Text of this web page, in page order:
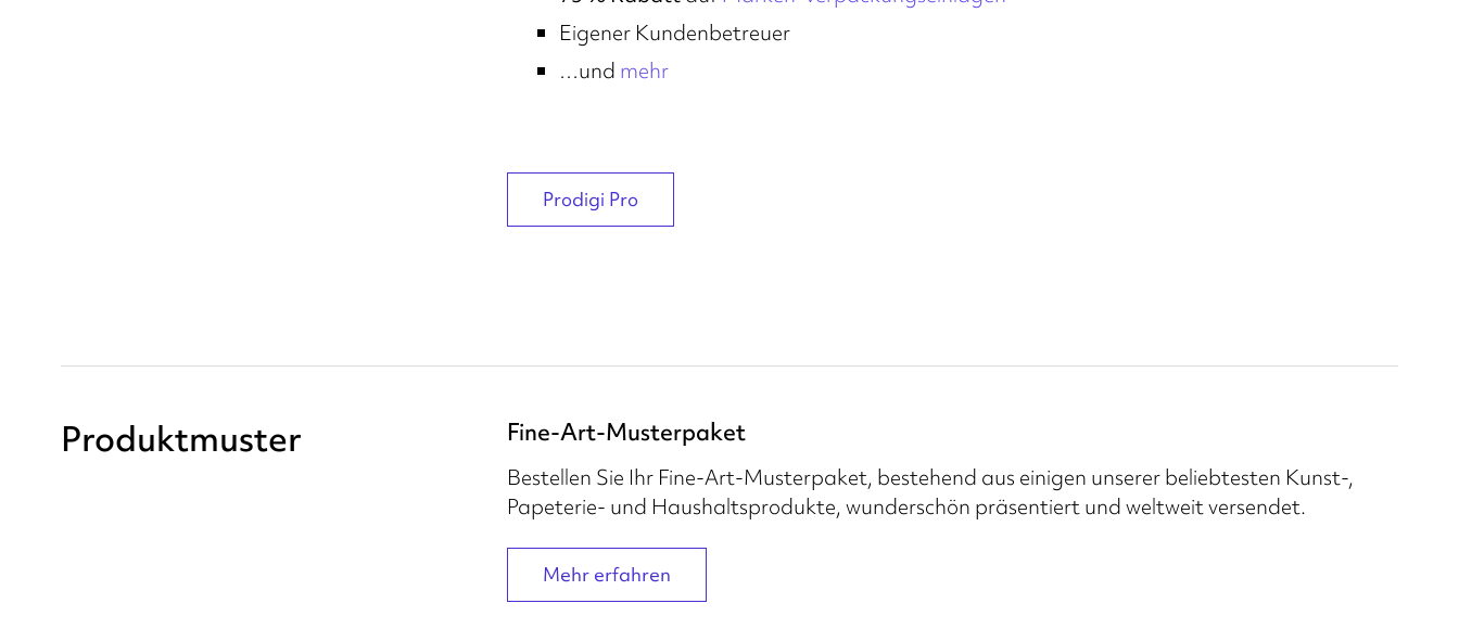
Eigener Kundenbetreuer
…und mehr
Prodigi Pro
Produktmuster Fine-Art-Musterpaket
Bestellen Sie Ihr Fine-Art-Musterpaket, bestehend aus einigen unserer beliebtesten Kunst-,
Papeterie- und Haushaltsprodukte, wunderschön präsentiert und weltweit versendet.
Mehr erfahren